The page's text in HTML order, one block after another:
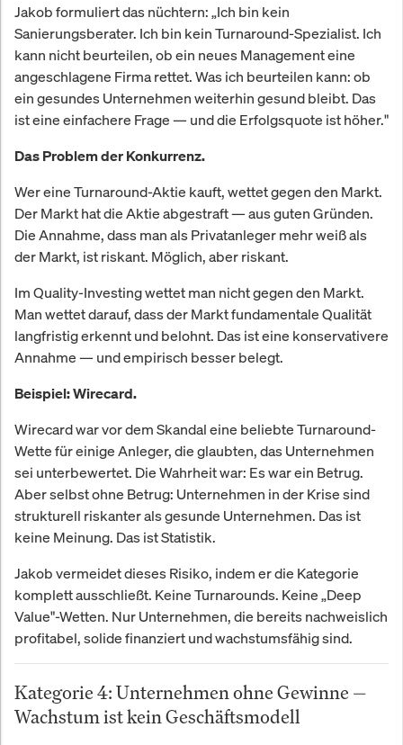
Jakob formuliert das nüchtern: „Ich bin kein
Sanierungsberater. Ich bin kein Turnaround-Spezialist. Ich
kann nicht beurteilen, ob ein neues Management eine
angeschlagene Firma rettet. Was ich beurteilen kann: ob
ein gesundes Unternehmen weiterhin gesund bleibt. Das
ist eine einfachere Frage — und die Erfolgsquote ist höher."
Das Problem der Konkurrenz.
Wer eine Turnaround-Aktie kauft, wettet gegen den Markt.
Der Markt hat die Aktie abgestraft — aus guten Gründen.
Die Annahme, dass man als Privatanleger mehr weiß als
der Markt, ist riskant. Möglich, aber riskant.
Im Quality-Investing wettet man nicht gegen den Markt.
Man wettet darauf, dass der Markt fundamentale Qualität
langfristig erkennt und belohnt. Das ist eine konservativere
Annahme — und empirisch besser belegt.
Beispiel: Wirecard.
Wirecard war vor dem Skandal eine beliebte Turnaround-
Wette für einige Anleger, die glaubten, das Unternehmen
sei unterbewertet. Die Wahrheit war: Es war ein Betrug.
Aber selbst ohne Betrug: Unternehmen in der Krise sind
strukturell riskanter als gesunde Unternehmen. Das ist
keine Meinung. Das ist Statistik.
Jakob vermeidet dieses Risiko, indem er die Kategorie
komplett ausschließt. Keine Turnarounds. Keine „Deep
Value"-Wetten. Nur Unternehmen, die bereits nachweislich
profitabel, solide finanziert und wachstumsfähig sind.
Kategorie 4: Unternehmen ohne Gewinne —
Wachstum ist kein Geschäftsmodell